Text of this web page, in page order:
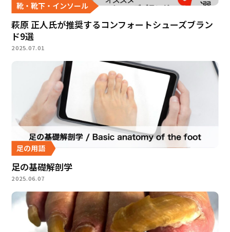
靴・靴下・インソール
萩原 正人氏が推奨するコンフォートシューズブラン
ド9選
2025.07.01
足の用語
足の基礎解剖学
2025.06.07